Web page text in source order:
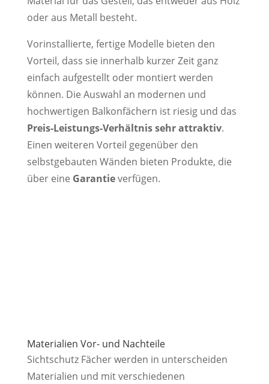
oder aus Metall besteht.
Vorinstallierte, fertige Modelle bieten den
Vorteil, dass sie innerhalb kurzer Zeit ganz
einfach aufgestellt oder montiert werden
können. Die Auswahl an modernen und
hochwertigen Balkonfächern ist riesig und das
Preis-Leistungs-Verhältnis sehr attraktiv.
Einen weiteren Vorteil gegenüber den
selbstgebauten Wänden bieten Produkte, die
über eine Garantieverfügen.
Materialien Vor- und Nachteile
Sichtschutz Fächer werden in unterscheiden
Materialien und mit verschiedenen